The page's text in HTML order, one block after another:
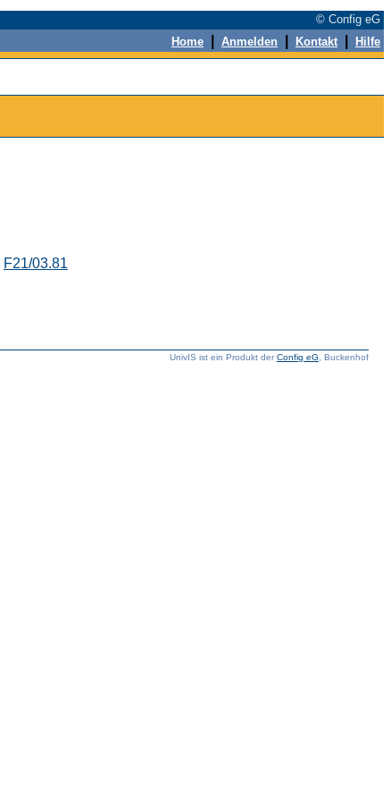
© Config eG
Home Anmelden Kontakt Hilfe
F21/03.81
UnivIS ist ein Produkt derConfig eG , Buckenhof